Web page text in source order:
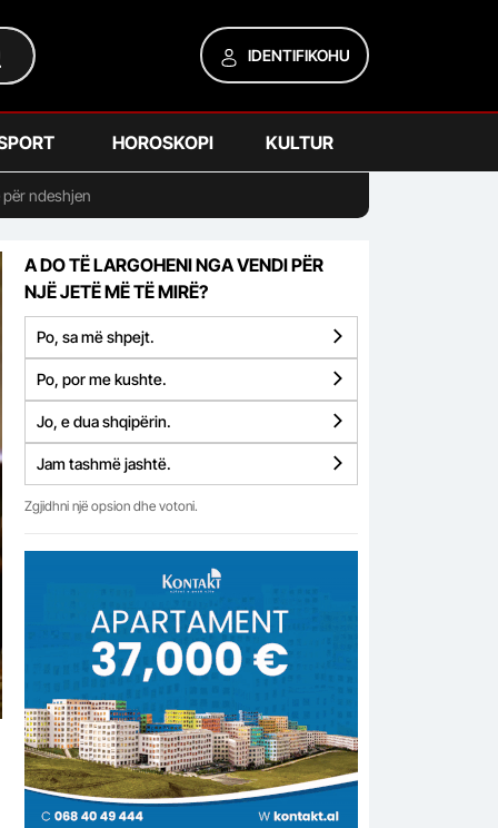
IDENTIFIKOHU
HOROSKOPI KULTUR
ndeshjen
A DO TË LARGOHENI NGA VENDI PËR
NJË JETË MË TË MIRË?
Po, sa më shpejt.
Po, por me kushte.
Jo, e dua shqipërin.
Jam tashmë jashtë.
Zgjidhni një opsion dhe votoni.